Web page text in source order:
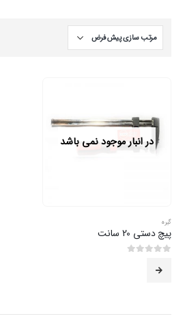
در انبار موجود نمی باشد
گیره
پیچ دستی 20 سانت